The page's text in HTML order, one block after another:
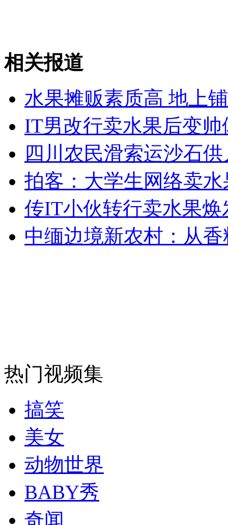
英国一妇女梦游勤做家务 丈夫表示很满意
山西运城恶犬咬伤多人 警民合力深夜将其击毙
女孩北京地铁殴打老人 痛下狠手拳打脚踢
无痛分娩是否安全 医生回应
外交部：反对强权政治霸凌主义
走！跟着总书记去植树
消防员救轻生者
纽约上演“枕头大战”
司机酒驾遇交警 急速倒车逃窜
相关报道
水果摊贩素质高 地上
IT男改行卖水果后变
四川农民滑索运沙石
拍客：大学生网络卖
传IT小伙转行卖水果焕
中缅边境新农村：从
热门视频集
搞笑
美女
动物世界
BABY秀
奇闻